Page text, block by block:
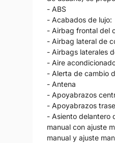
- ABS
- Acabados de lujo:
- Airbag frontal del
- Airbag lateral de
- Airbags laterales
- Aire
- Alerta de cambio
- Antena
- Apoyabrazos
- Apoyabrazos
- Asiento delantero
manual con ajuste
manual y ajuste